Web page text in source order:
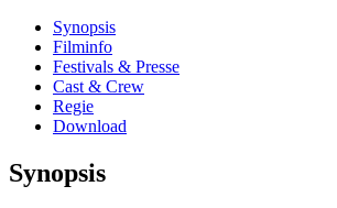
Synopsis
Filminfo
Festivals & Presse
Cast & Crew
Regie
Download
Synopsis